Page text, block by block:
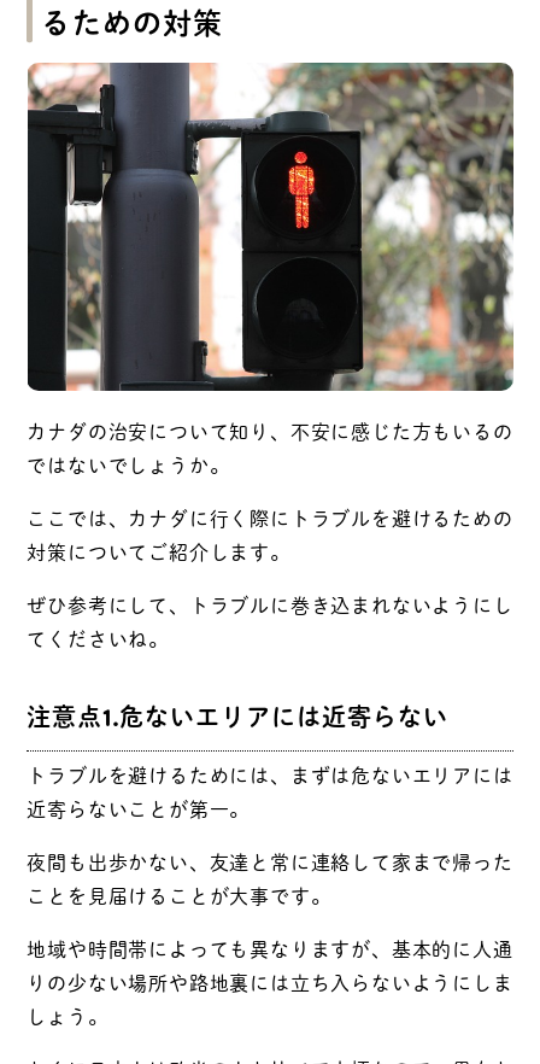
るための対策
カナダの治安について知り、不安に感じた方もいるの
ではないでしょうか。
ここでは、カナダに行く際にトラブルを避けるための
対策についてご紹介します。
ぜひ参考にして、トラブルに巻き込まれないようにし
てくださいね。
注意点1.危ないエリアには近寄らない
トラブルを避けるためには、まずは危ないエリアには
近寄らないことが第一。
夜間も出歩かない、友達と常に連絡して家まで帰った
ことを見届けることが大事です。
地域や時間帯によっても異なりますが、基本的に人通
りの少ない場所や路地裏には立ち入らないようにしま
しょう。